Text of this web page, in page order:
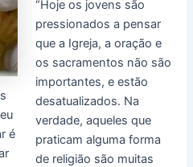
é
“Hoje os jovens são
pressionados a pensar
que a Igreja, a oração e
os sacramentos não são
importantes, e estão
desatualizados. Na
verdade, aqueles que
praticam alguma forma
de religião são muitas